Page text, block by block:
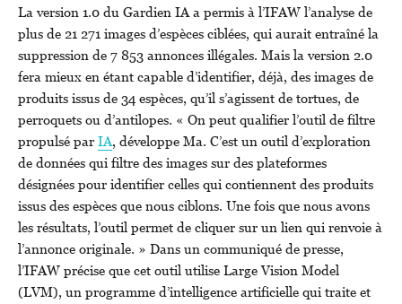
La version 1.0 du Gardien IA a permis à l’IFAW l’analyse de
plus de 21 271 images d’espèces ciblées, qui aurait entraîné la
suppression de 7 853 annonces illégales. Mais la version 2.0
fera mieux en étant capable d’identifier, déjà, des images de
produits issus de 34 espèces, qu’il s’agissent de tortues, de
perroquets ou d’antilopes. « On peut qualifier l’outil de filtre
propulsé parIA, développe Ma. C’est un outil d’exploration
de données qui filtre des images sur des plateformes
désignées pour identifier celles qui contiennent des produits
issus des espèces que nous ciblons. Une fois que nous avons
les résultats, l’outil permet de cliquer sur un lien qui renvoie à
l’annonce originale. » Dans un communiqué de presse,
l’IFAW précise que cet outil utilise Large Vision Model
(LVM), un programme d’intelligence artificielle qui traite et